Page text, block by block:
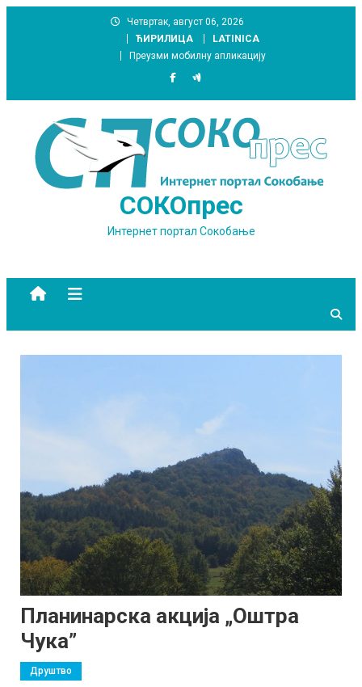
Четвртак, август 06, 2026
ЋИРИЛИЦА
LATINICA
Преузми мобилну апликацију
СОКОпрес
Интернет портал Сокобање
Планинарска акција „Оштра
Чука”
Друштво